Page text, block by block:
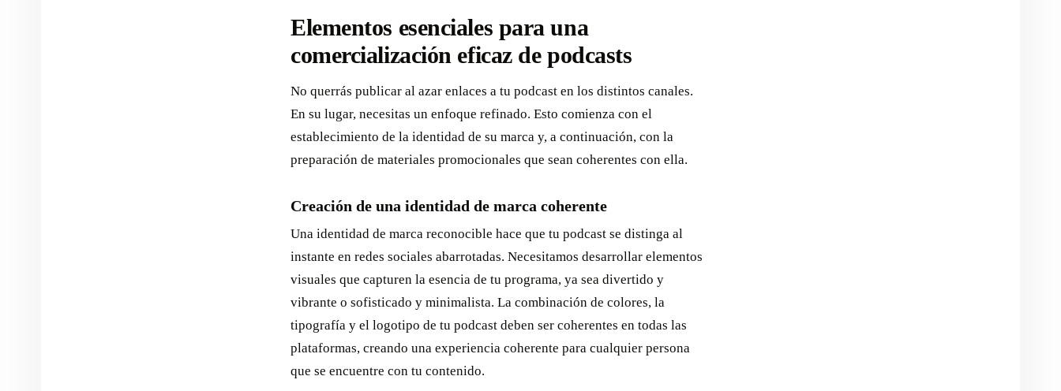
Elementos esenciales para una
comercialización eficaz de podcasts
No querrás publicar al azar enlaces a tu podcast en los distintos canales.
En su lugar, necesitas un enfoque refinado. Esto comienza con el
establecimiento de la identidad de su marca y, a continuación, con la
preparación de materiales promocionales que sean coherentes con ella.
Creación de una identidad de marca coherente
Una identidad de marca reconocible hace que tu podcast se distinga al
instante en redes sociales abarrotadas. Necesitamos desarrollar elementos
visuales que capturen la esencia de tu programa, ya sea divertido y
vibrante o sofisticado y minimalista. La combinación de colores, la
tipografía y el logotipo de tu podcast deben ser coherentes en todas las
plataformas, creando una experiencia coherente para cualquier persona
que se encuentre con tu contenido.